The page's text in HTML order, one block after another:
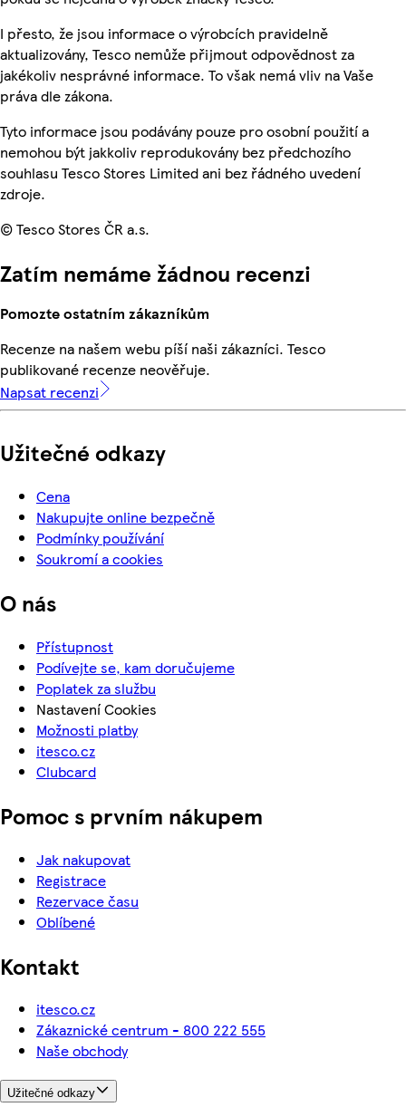
I přesto, že jsou informace o výrobcích pravidelně
aktualizovány, Tesco nemůže přijmout odpovědnost za
jakékoliv nesprávné informace. To však nemá vliv na Vaše
práva dle zákona.
Tyto informace jsou podávány pouze pro osobní použití a
nemohou být jakkoliv reprodukovány bez předchozího
souhlasu Tesco Stores Limited ani bez řádného uvedení
zdroje.
© Tesco Stores ČR a.s.
Zatím nemáme žádnou recenzi
Pomozte ostatním zákazníkům
Recenze na našem webu píší naši zákazníci. Tesco
publikované recenze neověřuje.
Napsat recenzi
Užitečné odkazy
Cena
Nakupujte online bezpečně
Podmínky používání
Soukromí a cookies
O nás
Přístupnost
Podívejte se, kam doručujeme
Poplatek za službu
Nastavení Cookies
Možnosti platby
itesco.cz
Clubcard
Pomoc s prvním nákupem
Jak nakupovat
Registrace
Rezervace času
Oblíbené
Kontakt
itesco.cz
Zákaznické centrum - 800 222 555
Naše obchody
Užitečné odkazy